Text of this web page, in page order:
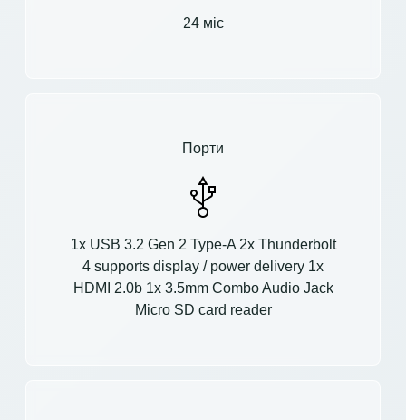
24 міс
Порти
1x USB 3.2 Gen 2 Type-A 2x Thunderbolt
4 supports display / power delivery 1x
HDMI 2.0b 1x 3.5mm Combo Audio Jack
Micro SD card reader